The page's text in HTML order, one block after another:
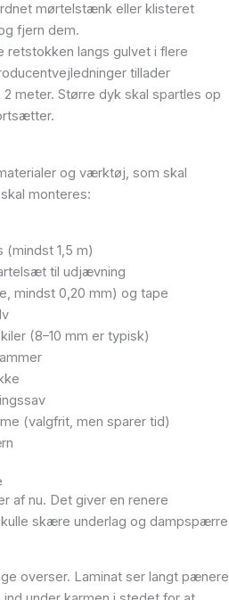
mørtelstænk eller klisteret
fjern dem.
retstokken langs gulvet i flere
tillader
2 meter. Større dyk skal spartles op
og værktøj, som skal
monteres:
(mindst 1,5 m)
til udjævning
mindst 0,20 mm) og tape
(8–10 mm er typisk)
(valgfrit, men sparer tid)
af nu. Det giver en renere
skære underlag og dampspærre
overser. Laminat ser langt pænere